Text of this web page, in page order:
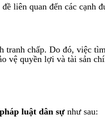
liên quan đến các cạnh
tranh chấp. Do đó, việc
quyền lợi và tài sản
luật dân sự như sau: